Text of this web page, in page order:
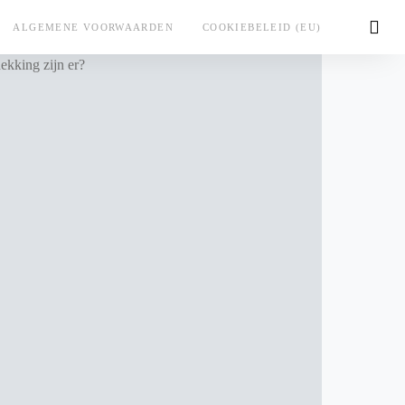
ALGEMENE VOORWAARDEN COOKIEBELEID (EU)